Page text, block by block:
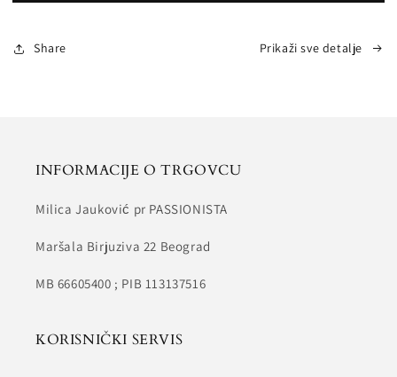
Share Prikaži sve detalje
INFORMACIJE O TRGOVCU
Milica Jauković pr PASSIONISTA
Maršala Birjuziva 22 Beograd
MB 66605400 ; PIB 113137516
KORISNIČKI SERVIS